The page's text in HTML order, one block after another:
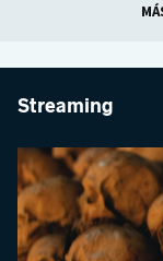
Streaming